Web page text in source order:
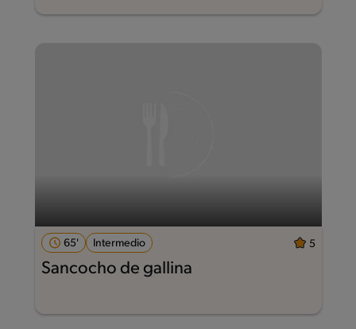
65' Intermedio 5
Sancocho de gallina